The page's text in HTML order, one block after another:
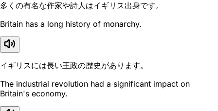
多くの有名な作家や詩人はイギリス出身です。
Britain has a long history of monarchy.
イギリスには長い王政の歴史があります。
The industrial revolution had a significant impact on
Britain's economy.